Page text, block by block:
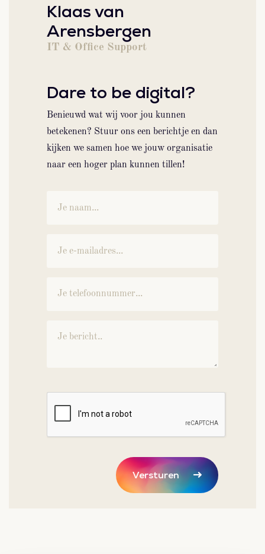
Klaas van
Arensbergen
IT & Office Support
Dare to be digital?
Benieuwd wat wij voor jou kunnen
betekenen? Stuur ons een berichtje en dan
kijken we samen hoe we jouw organisatie
naar een hoger plan kunnen tillen!
Versturen